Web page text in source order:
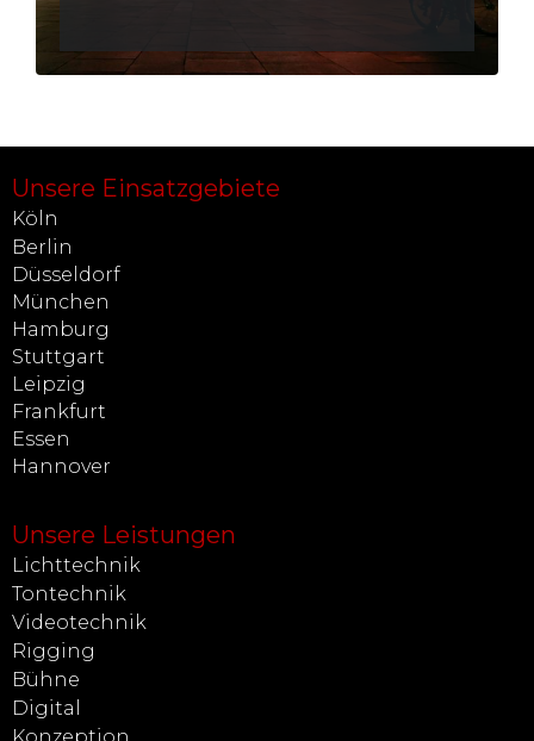
Unsere Einsatzgebiete
Köln
Berlin
Düsseldorf
München
Hamburg
Stuttgart
Leipzig
Frankfurt
Essen
Hannover
Unsere Leistungen
Lichttechnik
Tontechnik
Videotechnik
Rigging
Bühne
Digital